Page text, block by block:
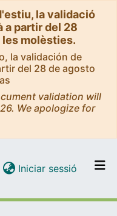
la validació
a partir del 28
molèsties.
la validación de
del 28 de agosto
validation will
We apologize for
per tot el DD
Iniciar sessió (current)